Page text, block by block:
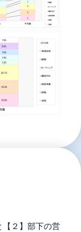
【２】部下の営